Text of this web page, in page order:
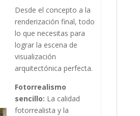
Desde el concepto a la
renderización final, todo
lo que necesitas para
lograr la escena de
visualización
arquitectónica perfecta.
Fotorrealismo
sencillo: La calidad
fotorrealista y la